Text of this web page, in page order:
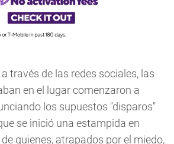
través de las redes sociales, las
en el lugar comenzaron a
los supuestos "disparos"
se inició una estampida en
quienes, atrapados por el miedo,